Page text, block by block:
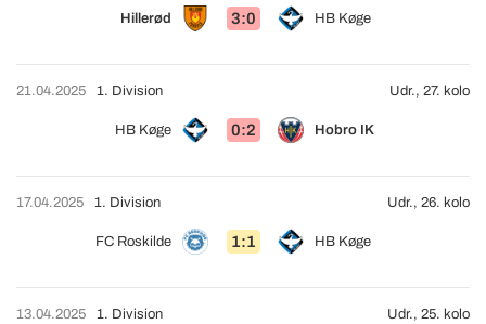
Hillerød 3:0 HB Køge
21.04.2025
HB Køge 0:2 Hobro IK
1. Division Udr., 27. kolo
17.04.2025
FC Roskilde 1:1 HB Køge
1. Division Udr., 26. kolo
13.04.2025 1. Division Udr., 25. kolo